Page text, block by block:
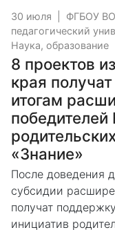
30 июля
ФГБОУ ВО
педагогический
Наука, образование
8 проектов
края
итогам
победителей
«Знание»
После доведения
субсидии
получат
инициатив